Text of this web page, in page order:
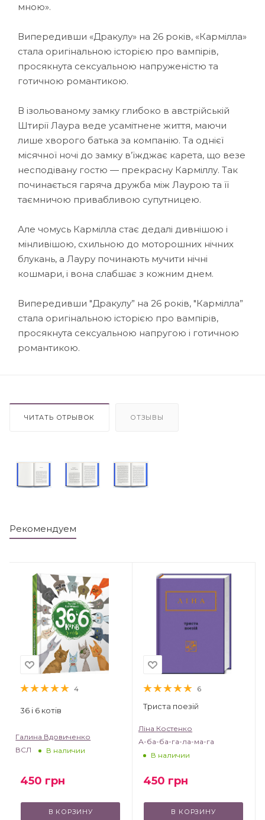
мною».
Випередивши «Дракулу» на 26 років, «Кармілла»
стала оригінальною історією про вампірів,
просякнута сексуальною напруженістю та
готичною романтикою.
В ізольованому замку глибоко в австрійській
Штирії Лаура веде усамітнене життя, маючи
лише хворого батька за компанію. Та однієї
місячної ночі до замку в’їжджає карета, що везе
несподівану гостю — прекрасну Карміллу. Так
починається гаряча дружба між Лаурою та її
таємничою привабливою супутницею.
Але чомусь Кармілла стає дедалі дивнішою і
мінливішою, схильною до моторошних нічних
блукань, а Лауру починають мучити нічні
кошмари, і вона слабшає з кожним днем.
Випередивши "Дракулу” на 26 років, "Кармілла”
стала оригінальною історією про вампірів,
просякнута сексуальною напругою і готичною
романтикою.
ЧИТАТЬ ОТРЫВОК ОТЗЫВЫ
Рекомендуем
4
36 і 6 котів
Галина Вдовиченко
ВСЛ
В наличии
450 грн
В КОРЗИНУ
6
Триста поезій
Ліна Костенко
А-ба-ба-га-ла-ма-га
В наличии
450 грн
В КОРЗИНУ